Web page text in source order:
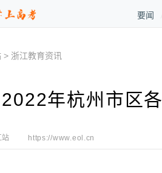
要闻
> 浙江教育资讯
年杭州市区
站 https://www.eol.cn